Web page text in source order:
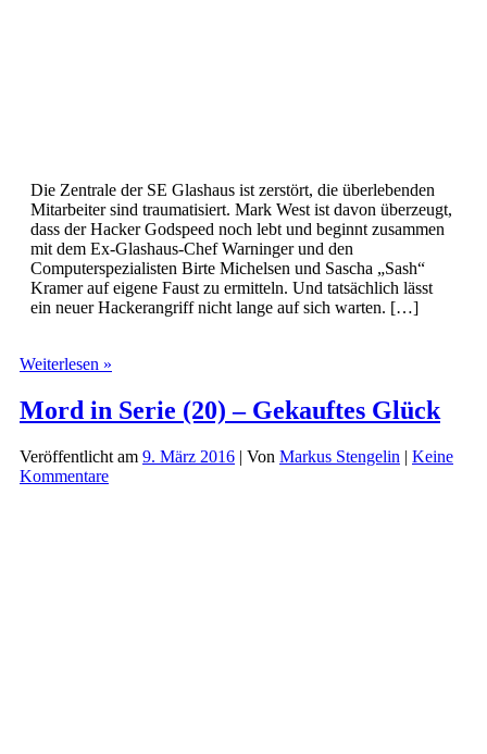
Die Zentrale der SE Glashaus ist zerstört, die überlebenden
Mitarbeiter sind traumatisiert. Mark West ist davon überzeugt,
dass der Hacker Godspeed noch lebt und beginnt zusammen
mit dem Ex-Glashaus-Chef Warninger und den
Computerspezialisten Birte Michelsen und Sascha „Sash“
Kramer auf eigene Faust zu ermitteln. Und tatsächlich lässt
ein neuer Hackerangriff nicht lange auf sich warten. […]
Weiterlesen »
Die
komplette
Staffel
Mord in Serie (20) – Gekauftes Glück
Veröffentlicht am 9. März 2016 | Von Markus Stengelin | Keine
Kommentare